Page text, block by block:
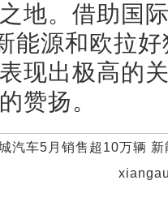
地。借助国
能源和欧拉
现出极高的
赞扬。